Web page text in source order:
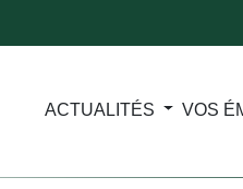
ACTUALITÉS VOS